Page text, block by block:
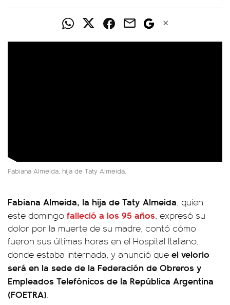
Fabiana Almeida, hija de Taty Almeida.
Fabiana Almeida, la hija de Taty Almeida, quien
este domingo falleció a los 95 años, expresó su
dolor por la muerte de su madre, contó cómo
fueron sus últimas horas en el Hospital Italiano,
donde estaba internada, y anunció que el velorio
será en la sede de la Federación de Obreros y
Empleados Telefónicos de la República Argentina
(FOETRA).